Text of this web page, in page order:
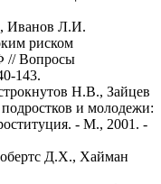
Иванов Л.И.
риском
// Вопросы
143.
Н.В., Зайцев
и молодежи:
- М., 2001. -
Д.Х., Хайман